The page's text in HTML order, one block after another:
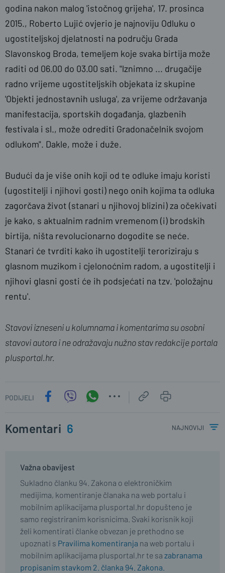
godina nakon malog 'istočnog grijeha', 17. prosinca
2015., Roberto Lujić ovjerio je najnoviju Odluku o
ugostiteljskoj djelatnosti na području Grada
Slavonskog Broda, temeljem koje svaka birtija može
raditi od 06.00 do 03.00 sati. "lznimno ... drugačije
radno vrijeme ugostiteljskih objekata iz skupine
'Objekti jednostavnih usluga', za vrijeme održavanja
manifestacija, sportskih događanja, glazbenih
festivala i sl., može odrediti Gradonačelnik svojom
odlukom". Dakle, može i duže.
Budući da je više onih koji od te odluke imaju koristi
(ugostitelji i njihovi gosti) nego onih kojima ta odluka
zagorčava život (stanari u njihovoj blizini) za očekivati
je kako, s aktualnim radnim vremenom (i) brodskih
birtija, ništa revolucionarno dogodite se neće.
Stanari će tvrditi kako ih ugostitelji teroriziraju s
glasnom muzikom i cjelonoćnim radom, a ugostitelji i
njihovi glasni gosti će ih podsjećati na tzv. 'položajnu
rentu'.
Stavovi izneseni u kolumnama i komentarima su osobni
stavovi autora i ne odražavaju nužno stav redakcije portala
plusportal.hr.
PODIJELI
Komentari 6 najnoviji
Važna obavijest
Sukladno članku 94. Zakona o elektroničkim
medijima, komentiranje članaka na web portalu i
mobilnim aplikacijama plusportal.hr dopušteno je
samo registriranim korisnicima. Svaki korisnik koji
želi komentirati članke obvezan je prethodno se
upoznati s Pravilima komentiranja na web portalu i
mobilnim aplikacijama plusportal.hr te sa zabranama
propisanim stavkom 2. članka 94. Zakona.